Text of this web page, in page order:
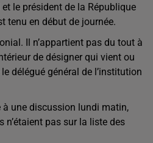
le président de la République
tenu en début de journée.
Il n’appartient pas du tout à
de désigner qui vient ou
délégué général de l’institution
à une discussion lundi matin,
n’étaient pas sur la liste des